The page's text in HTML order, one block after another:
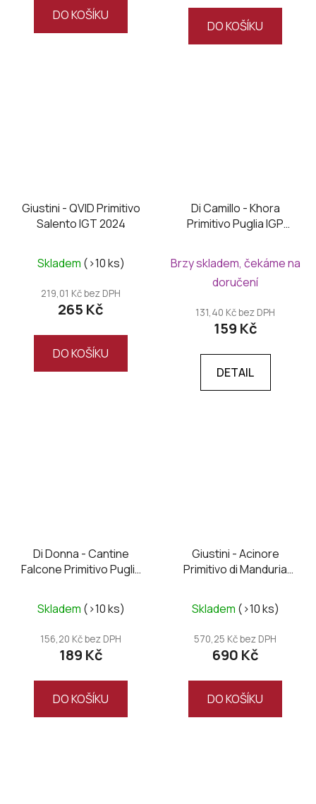
z
DO KOŠÍKU
DO KOŠÍKU
Giustini - QVID Primitivo
Salento IGT 2024
Skladem (>10 ks)
219,01 Kč bez DPH
265 Kč
DO KOŠÍKU
Di Camillo - Khora
Primitivo Puglia IGP
Brzy skladem, čekáme na
doručení
131,40 Kč bez DPH
159 Kč
DETAIL
Di Donna - Cantine
Falcone Primitivo Puglia
Skladem (>10 ks)
156,20 Kč bez DPH
189 Kč
DO KOŠÍKU
Giustini - Acinore
Primitivo di Manduria
Skladem (>10 ks)
570,25 Kč bez DPH
690 Kč
DO KOŠÍKU